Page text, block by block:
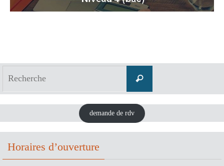
demande de rdv
Horaires d’ouverture